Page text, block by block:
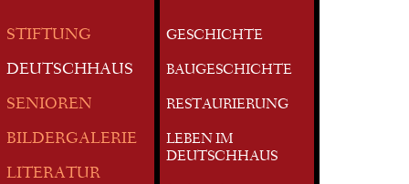
STIFTUNG
DEUTSCHHAUS
SENIOREN
BILDERGALERIE
LITERATUR
GESCHICHTE
BAUGESCHICHTE
RESTAURIERUNG
LEBEN IM
DEUTSCHHAUS